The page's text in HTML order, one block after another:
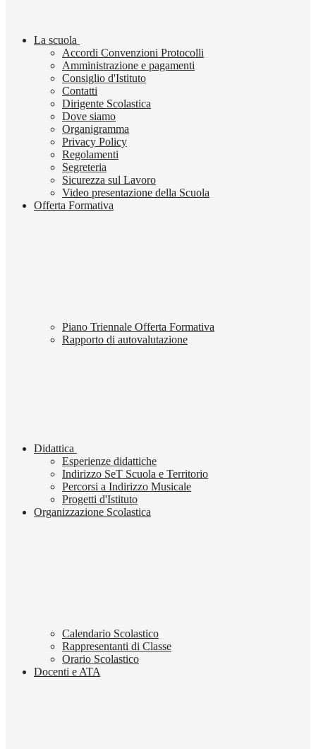
La scuola
Accordi Convenzioni Protocolli
Amministrazione e pagamenti
Consiglio d'Istituto
Contatti
Dirigente Scolastica
Dove siamo
Organigramma
Privacy Policy
Regolamenti
Segreteria
Sicurezza sul Lavoro
Video presentazione della Scuola
Offerta Formativa
Piano Triennale Offerta Formativa
Rapporto di autovalutazione
Didattica
Esperienze didattiche
Indirizzo SeT Scuola e Territorio
Percorsi a Indirizzo Musicale
Progetti d'Istituto
Organizzazione Scolastica
Calendario Scolastico
Rappresentanti di Classe
Orario Scolastico
Docenti e ATA